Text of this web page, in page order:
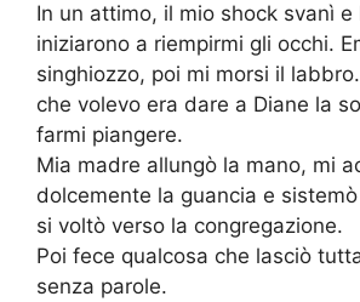
In un attimo, il mio shock svanì e
iniziarono a riempirmi gli occhi.
singhiozzo, poi mi morsi il labbro.
che volevo era dare a Diane la
farmi piangere.
Mia madre allungò la mano, mi
dolcemente la guancia e
si voltò verso la congregazione.
Poi fece qualcosa che lasciò
senza parole.